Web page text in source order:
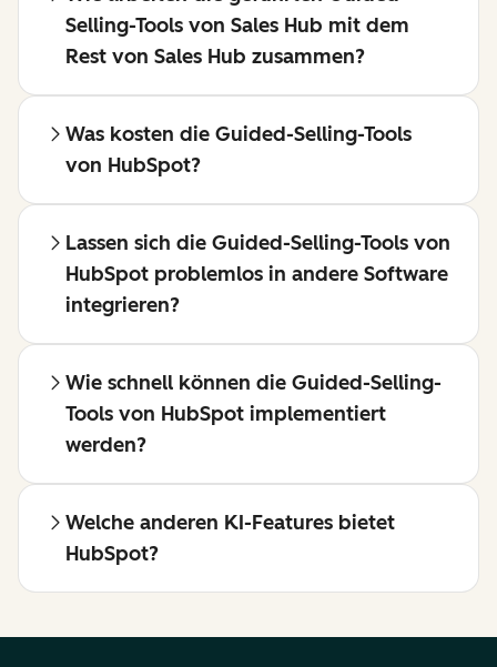
Selling-Tools von Sales Hub mit dem
Rest von Sales Hub zusammen?
Was kosten die Guided-Selling-Tools
von HubSpot?
Lassen sich die Guided-Selling-Tools von
HubSpot problemlos in andere Software
integrieren?
Wie schnell können die Guided-Selling-
Tools von HubSpot implementiert
werden?
Welche anderen KI-Features bietet
HubSpot?